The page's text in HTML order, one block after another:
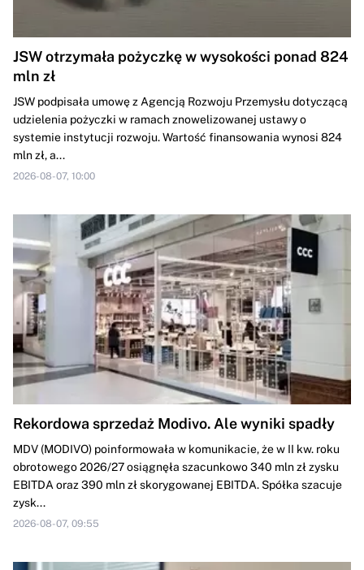
JSW otrzymała pożyczkę w wysokości ponad 824
mln zł
JSW podpisała umowę z Agencją Rozwoju Przemysłu dotyczącą
udzielenia pożyczki w ramach znowelizowanej ustawy o
systemie instytucji rozwoju. Wartość finansowania wynosi 824
mln zł, a...
2026-08-07, 10:00
Rekordowa sprzedaż Modivo. Ale wyniki spadły
MDV (MODIVO) poinformowała w komunikacie, że w II kw. roku
obrotowego 2026/27 osiągnęła szacunkowo 340 mln zł zysku
EBITDA oraz 390 mln zł skorygowanej EBITDA. Spółka szacuje
zysk...
2026-08-07, 09:55